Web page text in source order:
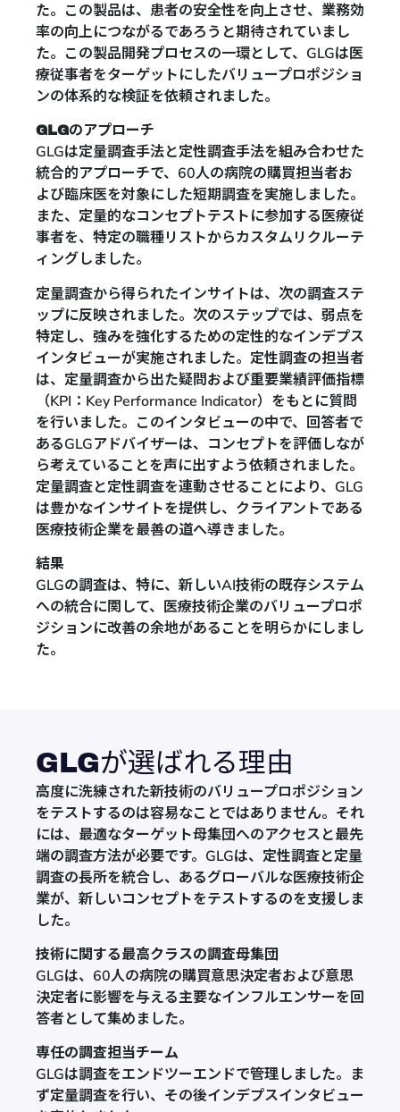
た。この製品は、患者の安全性を向上させ、業務効
率の向上につながるであろうと期待されていまし
た。この製品開発プロセスの一環として、GLGは医
療従事者をターゲットにしたバリュープロポジショ
ンの体系的な検証を依頼されました。
GLGのアプローチ
GLGは定量調査手法と定性調査手法を組み合わせた
統合的アプローチで、60人の病院の購買担当者お
よび臨床医を対象にした短期調査を実施しました。
また、定量的なコンセプトテストに参加する医療従
事者を、特定の職種リストからカスタムリクルーテ
ィングしました。
定量調査から得られたインサイトは、次の調査ステ
ップに反映されました。次のステップでは、弱点を
特定し、強みを強化するための定性的なインデプス
インタビューが実施されました。定性調査の担当者
は、定量調査から出た疑問および重要業績評価指標
（KPI：Key Performance Indicator）をもとに質問
を行いました。このインタビューの中で、回答者で
あるGLGアドバイザーは、コンセプトを評価しなが
ら考えていることを声に出すよう依頼されました。
定量調査と定性調査を連動させることにより、GLG
は豊かなインサイトを提供し、クライアントである
医療技術企業を最善の道へ導きました。
結果
GLGの調査は、特に、新しいAI技術の既存システム
への統合に関して、医療技術企業のバリュープロポ
ジションに改善の余地があることを明らかにしまし
た。
GLGが選ばれる理由
高度に洗練された新技術のバリュープロポジション
をテストするのは容易なことではありません。それ
には、最適なターゲット母集団へのアクセスと最先
端の調査方法が必要です。GLGは、定性調査と定量
調査の長所を統合し、あるグローバルな医療技術企
業が、新しいコンセプトをテストするのを支援しま
した。
技術に関する最高クラスの調査母集団
GLGは、60人の病院の購買意思決定者および意思
決定者に影響を与える主要なインフルエンサーを回
答者として集めました。
専任の調査担当チーム
GLGは調査をエンドツーエンドで管理しました。ま
ず定量調査を行い、その後インデプスインタビュー